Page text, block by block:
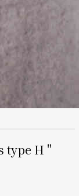
type H "